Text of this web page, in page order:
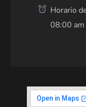
Horario
08:00